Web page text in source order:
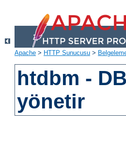
Apache > HTTP Sunucusu >
htdbm -
yönetir